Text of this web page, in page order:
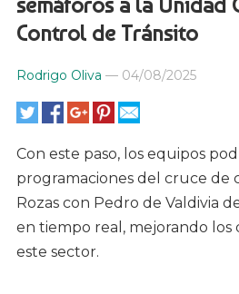
Control de Tránsito
Rodrigo Oliva — 04/08/2025
Con este paso, los equipos
programaciones del cruce de
Rozas con Pedro de Valdivia
en tiempo real, mejorando los
este sector.